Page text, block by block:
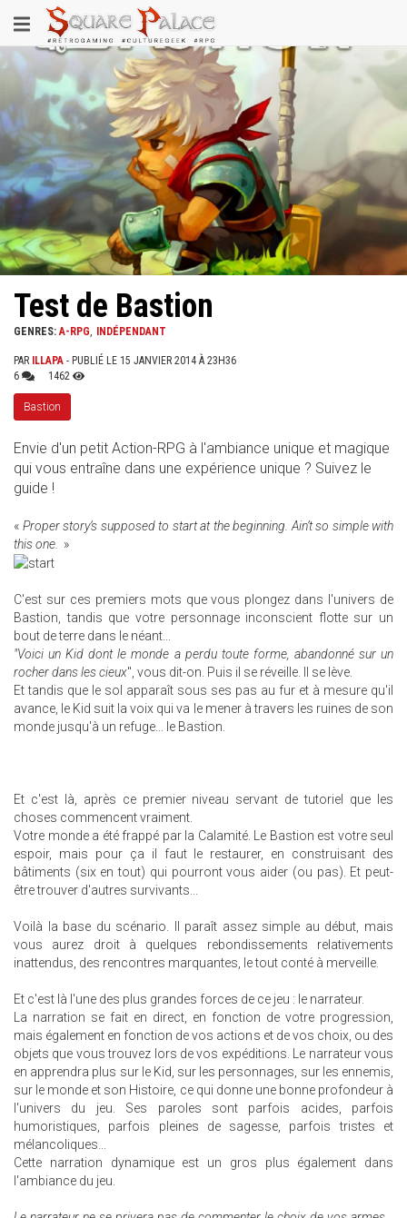
au
contenu
principal
Toggle
navigation
Test de Bastion
GENRES:A-RPG INDÉPENDANT
PAR ILLAPA - PUBLIÉ LE 15 JANVIER 2014 À 23H36
6
1462
Bastion
Envie d'un petit Action-RPG à l'ambiance unique et magique
qui vous entraîne dans une expérience unique ? Suivez le
guide !
« Proper story’s supposed to start at the beginning. Ain’t so simple with
this one.
»
C'est sur ces premiers mots que vous plongez dans l'univers de
Bastion, tandis que votre personnage inconscient flotte sur un
bout de terre dans le néant...
"Voici un Kid dont le monde a perdu toute forme, abandonné sur un
rocher dans les cieux", vous dit-on. Puis il se réveille. Il se lève.
Et tandis que le sol apparaît sous ses pas au fur et à mesure qu'il
avance, le Kid suit la voix qui va le mener à travers les ruines de son
monde jusqu'à un refuge... le Bastion.
Et c'est là, après ce premier niveau servant de tutoriel que les
choses commencent vraiment.
Votre monde a été frappé par la Calamité. Le Bastion est votre seul
espoir, mais pour ça il faut le restaurer, en construisant des
bâtiments (six en tout) qui pourront vous aider (ou pas). Et peut-
être trouver d'autres survivants...
Voilà la base du scénario. Il paraît assez simple au début, mais
vous aurez droit à quelques rebondissements relativements
inattendus, des rencontres marquantes, le tout conté à merveille.
Et c'est là l'une des plus grandes forces de ce jeu : le narrateur.
La narration se fait en direct, en fonction de votre progression,
mais également en fonction de vos actions et de vos choix, ou des
objets que vous trouvez lors de vos expéditions. Le narrateur vous
en apprendra plus sur le Kid, sur les personnages, sur les ennemis,
sur le monde et son Histoire, ce qui donne une bonne profondeur à
l'univers du jeu. Ses paroles sont parfois acides, parfois
humoristiques, parfois pleines de sagesse, parfois tristes et
mélancoliques...
Cette narration dynamique est un gros plus également dans
l'ambiance du jeu.